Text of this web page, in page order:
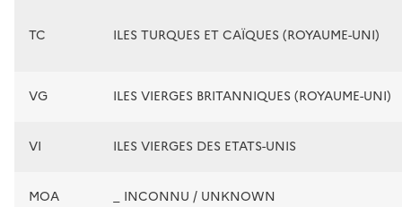
TC ILES TURQUES ET CAÏQUES (ROYAUME-UNI)
VG ILES VIERGES BRITANNIQUES (ROYAUME-UNI)
VI ILES VIERGES DES ETATS-UNIS
MOA _ INCONNU / UNKNOWN